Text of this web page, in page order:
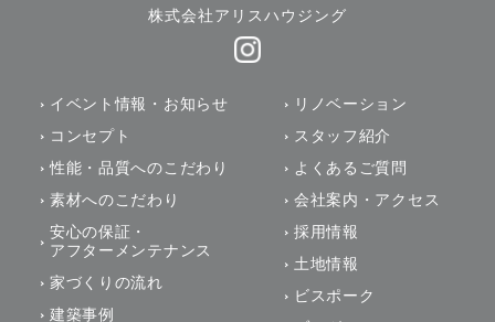
株式会社アリスハウジング
イベント情報・お知らせ
コンセプト
性能・品質へのこだわり
素材へのこだわり
安心の保証・
アフターメンテナンス
家づくりの流れ
建築事例
リノベーション
スタッフ紹介
よくあるご質問
会社案内・アクセス
採用情報
土地情報
ビスポーク